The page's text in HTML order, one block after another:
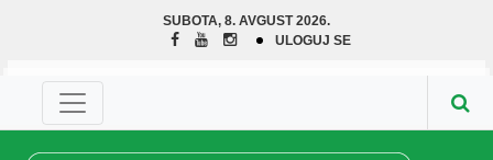
SUBOTA, 8. AVGUST 2026.
ULOGUJ SE